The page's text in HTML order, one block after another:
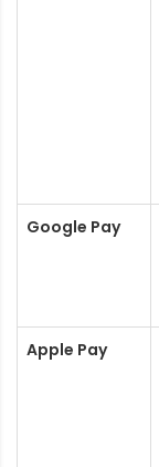
Google Pay
Apple Pay